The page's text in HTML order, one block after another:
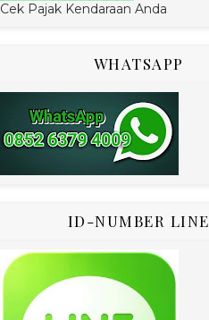
Cek Pajak Kendaraan Anda
WHATSAPP
ID-NUMBER LINE